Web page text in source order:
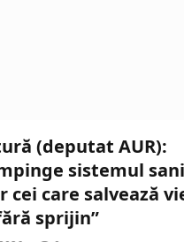
(deputat AUR):
sistemul
cei care salvează
sprijin”